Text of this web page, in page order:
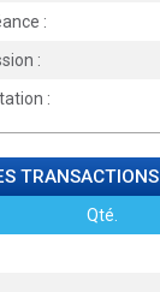
:
:
:
TRANSACTIONS
Qté.